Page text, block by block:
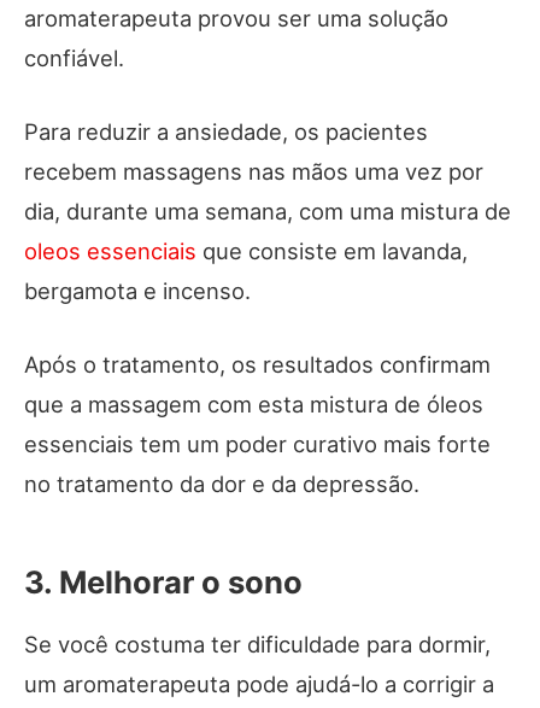
aromaterapeuta provou ser uma solução
confiável.
Para reduzir a ansiedade, os pacientes
recebem massagens nas mãos uma vez por
dia, durante uma semana, com uma mistura de
oleos essenciais que consiste em lavanda,
bergamota e incenso.
Após o tratamento, os resultados confirmam
que a massagem com esta mistura de óleos
essenciais tem um poder curativo mais forte
no tratamento da dor e da depressão.
3. Melhorar o sono
Se você costuma ter dificuldade para dormir,
um aromaterapeuta pode ajudá-lo a corrigir a